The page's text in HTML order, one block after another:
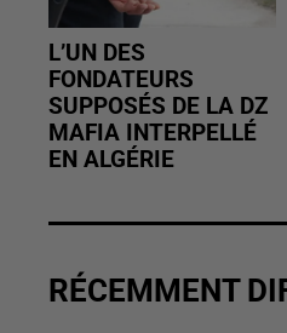
L’UN DES
FONDATEURS
SUPPOSÉS DE LA DZ
MAFIA INTERPELLÉ
EN ALGÉRIE
RÉCEMMENT